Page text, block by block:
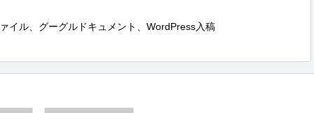
イル、グーグルドキュメント、WordPress入稿